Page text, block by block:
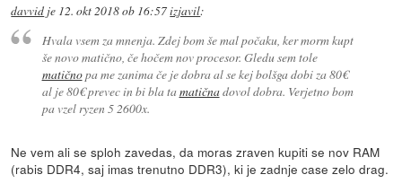
davvid je 12. okt 2018 ob 16:57izjavil:
Hvala vsem za mnenja. Zdej bom še mal počaku, ker morm kupt
še novo matično, če hočem nov procesor. Gledu sem tole
matičnopa me zanima če je dobra al se kej bolšga dobi za 80€
al je 80€ prevec in bi bla tamatičnadovol dobra. Verjetno bom
pa vzel ryzen 5 2600x.
Ne vem ali se sploh zavedas, da moras zraven kupiti se nov RAM
(rabis DDR4, saj imas trenutno DDR3), ki je zadnje case zelo drag.